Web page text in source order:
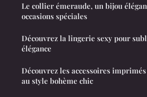
Le collier émeraude, un bijou
occasions spéciales
Découvrez la lingerie sexy pour
élégance
Découvrez les accessoires
au style bohème chic